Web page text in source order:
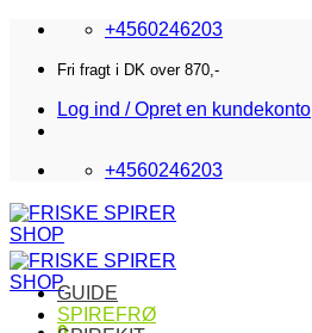
Fortsæt
indhold
+4560246203
Fri fragt i DK over 870,-
Log ind / Opret en kundekonto
+4560246203
GUIDE
SPIREFRØ